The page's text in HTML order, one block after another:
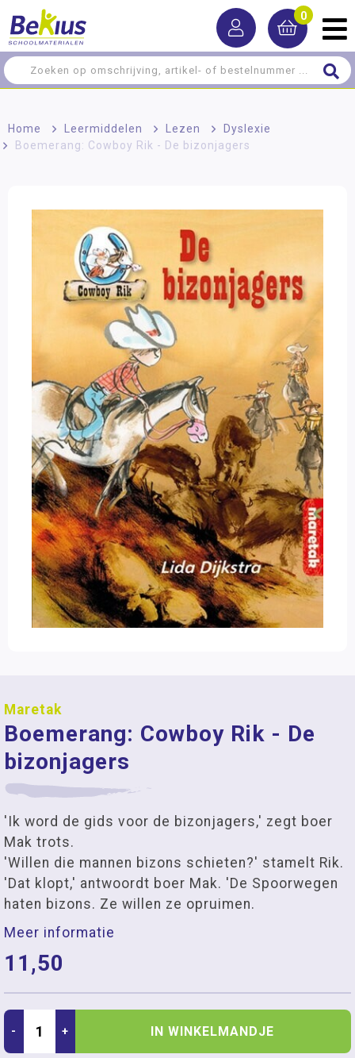
0
Home > Leermiddelen > Lezen > Dyslexie
Boemerang: Cowboy Rik - De bizonjagers
Maretak
Boemerang: Cowboy Rik - De
bizonjagers
'Ik word de gids voor de bizonjagers,' zegt boer
Mak trots.
'Willen die mannen bizons schieten?' stamelt Rik.
'Dat klopt,' antwoordt boer Mak. 'De Spoorwegen
haten bizons. Ze willen ze opruimen.
Meer informatie
11,50
- + IN WINKELMANDJE